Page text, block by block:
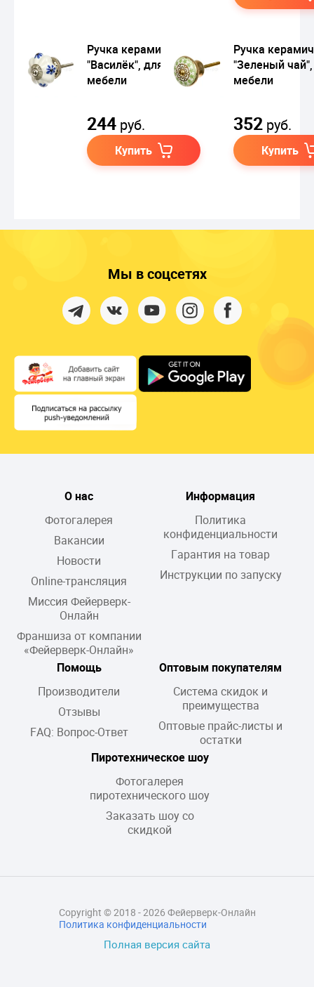
Ручка керамическая
"Василёк", для
мебели
244 руб.
Купить
Ручка
"Зеленый
мебели
352 руб.
Купить
Мы в соцсетях
О нас
Фотогалерея
Вакансии
Новости
Online-трансляция
Миссия Фейерверк-
Онлайн
Франшиза от компании
«Фейерверк-Онлайн»
Информация
Политика
конфиденциальности
Гарантия на товар
Инструкции по запуску
Помощь
Производители
Отзывы
FAQ: Вопрос-Ответ
Оптовым покупателям
Система скидок и
преимущества
Оптовые прайс-листы и
остатки
Пиротехническое шоу
Фотогалерея
пиротехнического шоу
Заказать шоу со
скидкой
Полная версия сайта
Copyright © 2018 - 2026 Фейерверк-Онлайн
Политика конфиденциальности